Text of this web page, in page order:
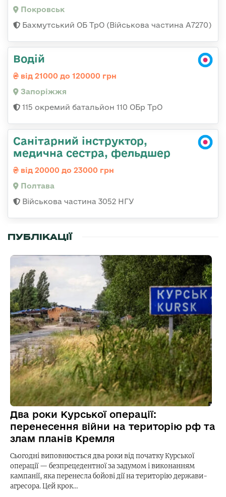
Покровськ
Бахмутський ОБ ТрО (Військова частина А7270)
Водій
від 21000 до 120000 грн
Запоріжжя
115 окремий батальйон 110 ОБр ТрО
Санітарний інструктор,
медична сестра, фельдшер
від 20000 до 23000 грн
Полтава
Військова частина 3052 НГУ
ПУБЛІКАЦІЇ
Два роки Курської операції:
перенесення війни на територію рф та
злам планів Кремля
Сьогодні виповнюється два роки від початку Курської
операції — безпрецедентної за задумом і виконанням
кампанії, яка перенесла бойові дії на територію держави-
агресора. Цей крок…